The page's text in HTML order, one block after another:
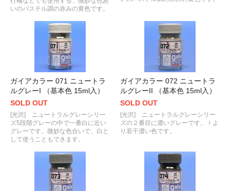
いのパステル調の赤みの黄色です。
ガイアカラー 071 ニュートラ
ルグレーI （基本色 15ml入）
SOLD OUT
[光沢] ニュートラルグレーシリー
ズ5段階グレーの中で一番白に近い
グレーです。微妙な色合いで、白と
して使うこともできます。
ガイアカラー 072 ニュートラ
ルグレーII （基本色 15ml入）
SOLD OUT
[光沢] ニュートラルグレーシリー
ズの２番目に濃いグレーです。Ⅰよ
り若干濃い色です。